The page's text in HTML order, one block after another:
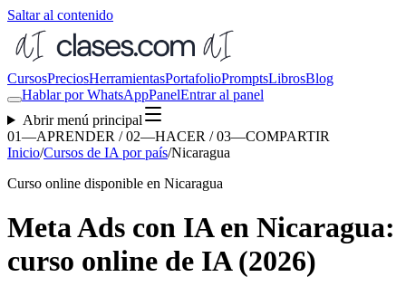
Saltar al contenido
CursosPreciosHerramientasPortafolioPromptsLibrosBlog
Hablar por WhatsAppPanelEntrar al panel
Abrir menú principal
01—APRENDER / 02—HACER / 03—COMPARTIR
Inicio/Cursos de IA por país/Nicaragua
Curso online disponible en Nicaragua
Meta Ads con IA en Nicaragua:
curso online de IA (2026)